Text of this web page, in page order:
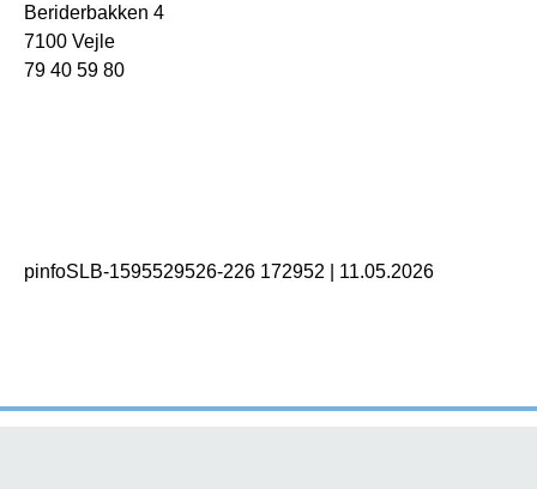
Beriderbakken 4
7100 Vejle
79 40 59 80
pinfoSLB-1595529526-226 172952 11.05.2026